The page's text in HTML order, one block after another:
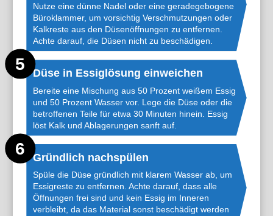
Nutze eine dünne Nadel oder eine geradegebogene
Büroklammer, um vorsichtig Verschmutzungen oder
Kalkreste aus den Düsenöffnungen zu entfernen.
Achte darauf, die Düsen nicht zu beschädigen.
Düse in Essiglösung einweichen
Bereite eine Mischung aus 50 Prozent weißem Essig
und 50 Prozent Wasser vor. Lege die Düse oder die
betroffenen Teile für etwa 30 Minuten hinein. Essig
löst Kalk und Ablagerungen sanft auf.
Gründlich nachspülen
Spüle die Düse gründlich mit klarem Wasser ab, um
Essigreste zu entfernen. Achte darauf, dass alle
Öffnungen frei sind und kein Essig im Inneren
verbleibt, da das Material sonst beschädigt werden